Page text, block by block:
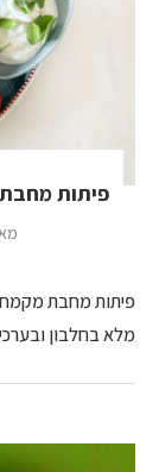
פיתות מחבת
מלא בחלבון